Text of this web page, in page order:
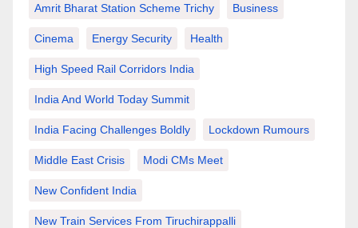
Amrit Bharat Station Scheme Trichy Business
Cinema Energy Security Health
High Speed Rail Corridors India
India And World Today Summit
India Facing Challenges Boldly Lockdown Rumours
Middle East Crisis Modi CMs Meet
New Confident India
New Train Services From Tiruchirappalli